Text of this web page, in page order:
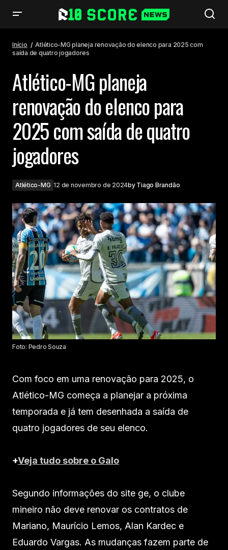
jogadores
Início
Atlético-MG planeja renovação do elenco para 2025 com
saída de quatro jogadores
Atlético-MG planeja
renovação do elenco para
2025 com saída de quatro
jogadores
Atlético-MG 12 de novembro de 2024by Tiago Brandão
Foto: Pedro Souza
Com foco em uma renovação para 2025, o
Atlético-MG começa a planejar a próxima
temporada e já tem desenhada a saída de
quatro jogadores de seu elenco.
+Veja tudo sobre o Galo
Segundo informações do site ge, o clube
mineiro não deve renovar os contratos de
Mariano, Maurício Lemos, Alan Kardec e
Eduardo Vargas. As mudanças fazem parte de